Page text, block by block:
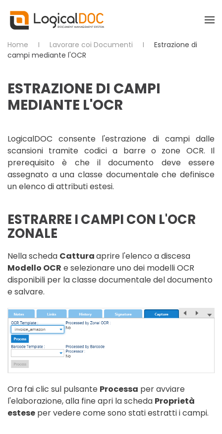
Skip to main content
Home Lavorare coi Documenti
Estrazione di
campi mediante l'OCR
ESTRAZIONE DI CAMPI
MEDIANTE L'OCR
LogicalDOC consente l'estrazione di campi dalle
scansioni tramite codici a barre o zone OCR. Il
prerequisito è che il documento deve essere
assegnato a una classe documentale che definisce
un elenco di attributi estesi.
ESTRARRE I CAMPI CON L'OCR
ZONALE
Nella scheda Catturaaprire l'elenco a discesa
Modello OCR e selezionare uno dei modelli OCR
disponibili per la classe documentale del documento
e salvare.
Ora fai clic sul pulsante Processa per avviare
l'elaborazione, alla fine apri la scheda Proprietà
estese per vedere come sono stati estratti i campi.